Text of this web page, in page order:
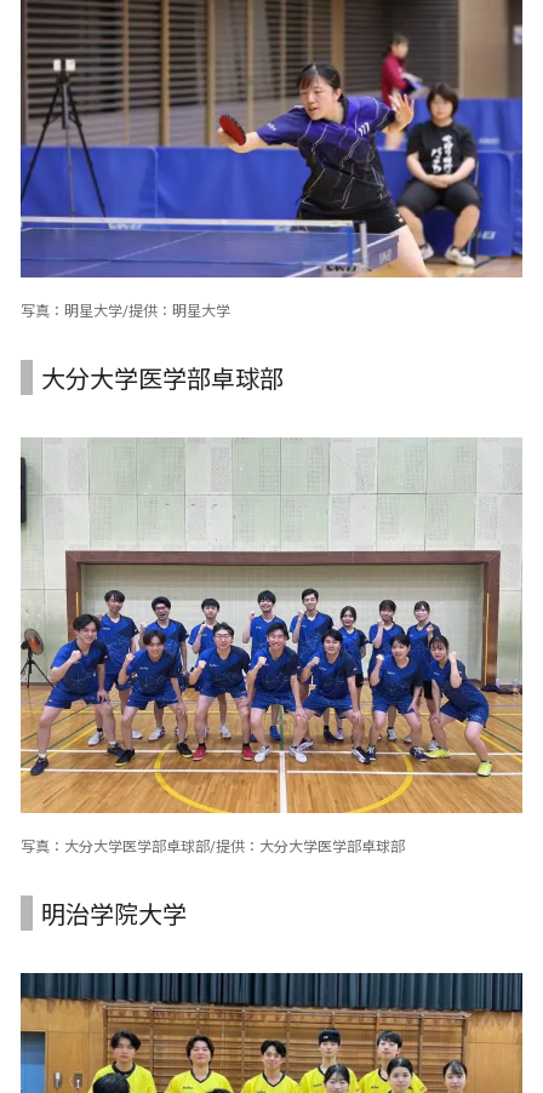
写真：明星大学/提供：明星大学
大分大学医学部卓球部
写真：大分大学医学部卓球部/提供：大分大学医学部卓球部
明治学院大学